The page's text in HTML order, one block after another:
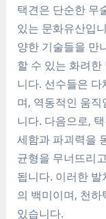
택견은 단순한 무
있는 문화유산입
양한 기술들을 만
할 수 있는 화려
니다. 선수들은
며, 역동적인 움
니다. 다음으로,
세함과 파괴력을
균형을 무너뜨리
됩니다. 이러한
의 백미이며, 천
있습니다.